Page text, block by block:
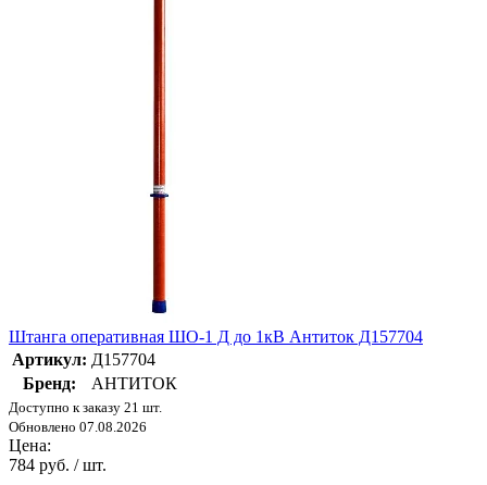
Штанга оперативная ШО-1 Д до 1кВ Антиток Д157704
Артикул: Д157704
Бренд:
АНТИТОК
Доступно к заказу 21 шт.
Обновлено 07.08.2026
Цена:
784 руб. / шт.